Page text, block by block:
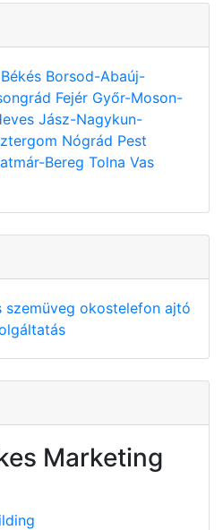
Békés Borsod-Abaúj-
Fejér Győr-Moson-
Jász-Nagykun-
Nógrád Pest
Bereg Tolna Vas
szemüveg okostelefon ajtó
Marketing